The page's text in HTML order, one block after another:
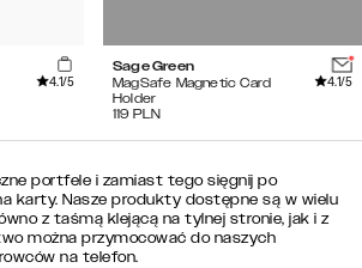
4.1/5
Sage Green
MagSafe Magnetic Card
Holder
4.1/5
119 PLN
portfele i zamiast tego sięgnij po
karty. Nasze produkty dostępne są w wielu
z taśmą klejącą na tylnej stronie, jak i z
można przymocować do naszych
na telefon.